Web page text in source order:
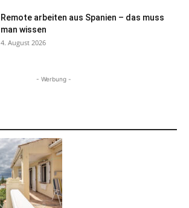
Remote arbeiten aus Spanien – das muss
man wissen
4. August 2026
- Werbung -